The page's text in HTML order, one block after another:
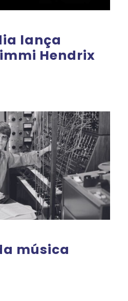
lança
Hendrix
música